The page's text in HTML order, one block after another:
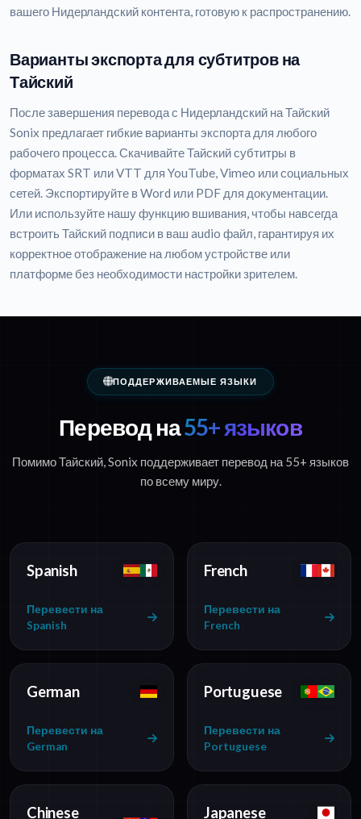
вашего Нидерландский контента, готовую к распространению.
Варианты экспорта для субтитров на
Тайский
После завершения перевода с Нидерландский на Тайский
Sonix предлагает гибкие варианты экспорта для любого
рабочего процесса. Скачивайте Тайский субтитры в
форматах SRT или VTT для YouTube, Vimeo или социальных
сетей. Экспортируйте в Word или PDF для документации.
Или используйте нашу функцию вшивания, чтобы навсегда
встроить Тайский подписи в ваш audio файл, гарантируя их
корректное отображение на любом устройстве или
платформе без необходимости настройки зрителем.
ПОДДЕРЖИВАЕМЫЕ ЯЗЫКИ
Перевод на55+ языков
Помимо Тайский, Sonix поддерживает перевод на 55+ языков
по всему миру.
Spanish
Перевести на
Spanish
French
Перевести на
French
German
Перевести на
German
Portuguese
Перевести на
Portuguese
Chinese Japanese